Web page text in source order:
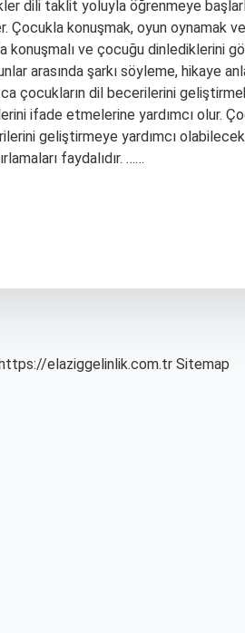
dili taklit yoluyla öğrenmeye
Çocukla konuşmak, oyun oynamak
konuşmalı ve çocuğu dinlediklerini
arasında şarkı söyleme, hikaye
çocukların dil becerilerini
ifade etmelerine yardımcı olur.
geliştirmeye yardımcı
faydalıdır. ……
elaziggelinlik.com.tr Sitemap